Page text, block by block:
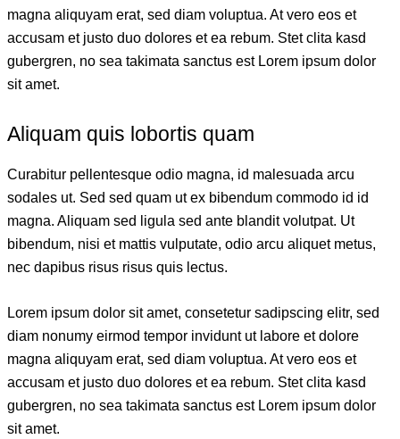
magna aliquyam erat, sed diam voluptua. At vero eos et
accusam et justo duo dolores et ea rebum. Stet clita kasd
gubergren, no sea takimata sanctus est Lorem ipsum dolor
sit amet.
Aliquam quis lobortis quam
Curabitur pellentesque odio magna, id malesuada arcu
sodales ut. Sed sed quam ut ex bibendum commodo id id
magna. Aliquam sed ligula sed ante blandit volutpat. Ut
bibendum, nisi et mattis vulputate, odio arcu aliquet metus,
nec dapibus risus risus quis lectus.
Lorem ipsum dolor sit amet, consetetur sadipscing elitr, sed
diam nonumy eirmod tempor invidunt ut labore et dolore
magna aliquyam erat, sed diam voluptua. At vero eos et
accusam et justo duo dolores et ea rebum. Stet clita kasd
gubergren, no sea takimata sanctus est Lorem ipsum dolor
sit amet.